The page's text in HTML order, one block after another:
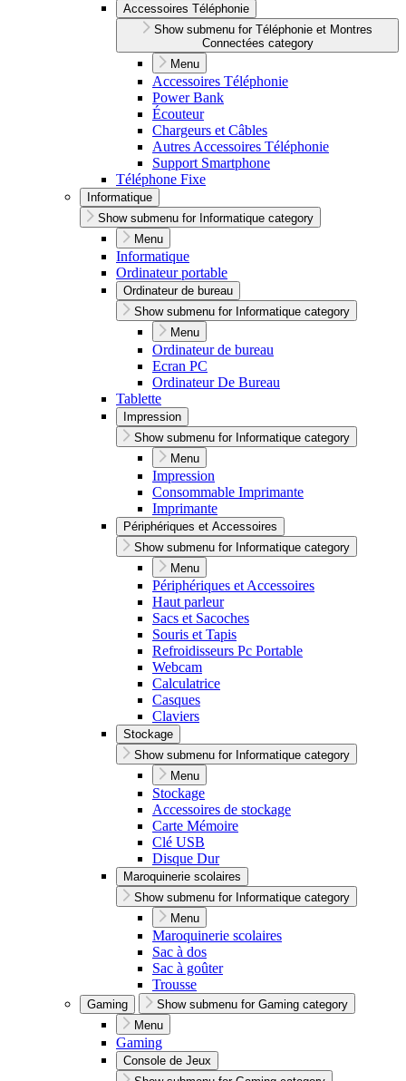
Accessoires Téléphonie
Show submenu for Téléphonie et Montres
Connectées category
Menu
Accessoires Téléphonie
Power Bank
Écouteur
Chargeurs et Câbles
Autres Accessoires Téléphonie
Support Smartphone
Téléphone Fixe
Informatique
Show submenu for Informatique category
Menu
Informatique
Ordinateur portable
Ordinateur de bureau
Show submenu for Informatique category
Menu
Ordinateur de bureau
Ecran PC
Ordinateur De Bureau
Tablette
Impression
Show submenu for Informatique category
Menu
Impression
Consommable Imprimante
Imprimante
Périphériques et Accessoires
Show submenu for Informatique category
Menu
Périphériques et Accessoires
Haut parleur
Sacs et Sacoches
Souris et Tapis
Refroidisseurs Pc Portable
Webcam
Calculatrice
Casques
Claviers
Stockage
Show submenu for Informatique category
Menu
Stockage
Accessoires de stockage
Carte Mémoire
Clé USB
Disque Dur
Maroquinerie scolaires
Show submenu for Informatique category
Menu
Maroquinerie scolaires
Sac à dos
Sac à goûter
Trousse
Gaming
Show submenu for Gaming category
Menu
Gaming
Console de Jeux